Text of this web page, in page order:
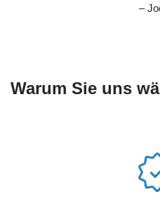
–
Warum Sie uns